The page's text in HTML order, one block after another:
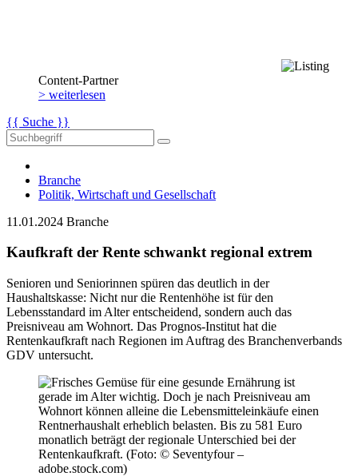
Content-Partner
> weiterlesen
{{ Suche }}
Branche
Politik, Wirtschaft und Gesellschaft
11.01.2024 Branche
Kaufkraft der Rente schwankt regional extrem
Senioren und Seniorinnen spüren das deutlich in der
Haushaltskasse: Nicht nur die Rentenhöhe ist für den
Lebensstandard im Alter entscheidend, sondern auch das
Preisniveau am Wohnort. Das Prognos-Institut hat die
Rentenkaufkraft nach Regionen im Auftrag des Branchenverbands
GDV untersucht.